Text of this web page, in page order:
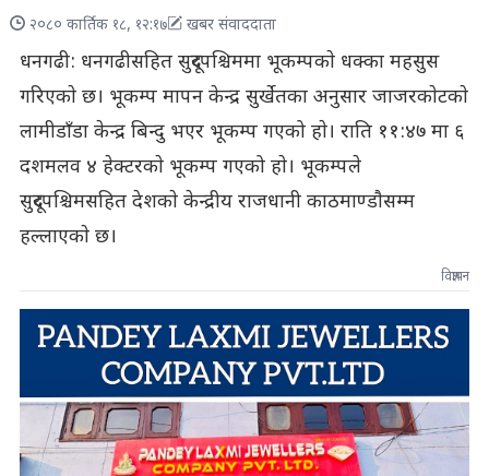
२०८० कार्तिक १८, १२:१७ खबर संवाददाता
धनगढी: धनगढीसहित सुदूरपश्चिममा भूकम्पकाे धक्का महसुस
गरिएकाे छ। भूकम्प मापन केन्द्र सुर्खेतका अनुसार जाजरकाेटकाे
लामीडाँडा केन्द्र बिन्दु भएर भूकम्प गएको हाे। राति ११:४७ मा ६
दशमलव ४ हेक्टरकाे भूकम्प गएको हाे। भूकम्पले
सुदूरपश्चिमसहित देशकाे केन्द्रीय राजधानी काठमाण्डाैसम्म
हल्लाएकाे छ।
विज्ञापन